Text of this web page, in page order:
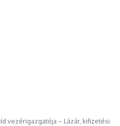
vezérigazgatója – Lázár, kifizetési